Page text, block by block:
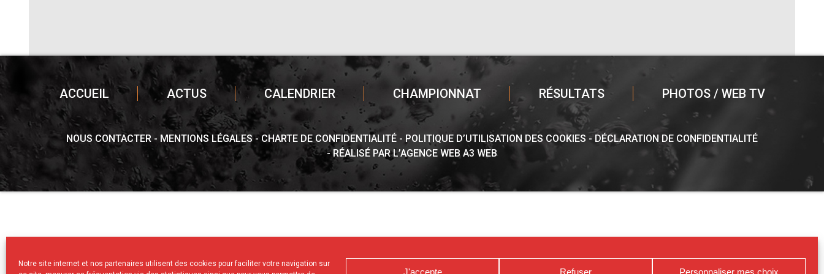
Notre site internet et nos partenaires utilisent des cookies pour faciliter votre navigation sur
J'accepte Refuser Personnaliser mes choix
ACCUEIL ACTUS CALENDRIER CHAMPIONNAT RÉSULTATS PHOTOS / WEB TV
NOUS CONTACTER MENTIONS LÉGALES CHARTE DE CONFIDENTIALITÉ POLITIQUE D’UTILISATION DES COOKIES
DÉCLARATION DE CONFIDENTIALITÉ
RÉALISÉ PAR L’AGENCE WEB A3 WEB